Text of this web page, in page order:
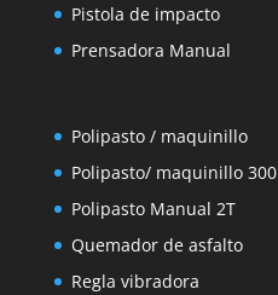
Pistola de impacto
Prensadora Manual
Polipasto / maquinillo
Polipasto/ maquinillo
Polipasto Manual 2T
Quemador de asfalto
Regla vibradora